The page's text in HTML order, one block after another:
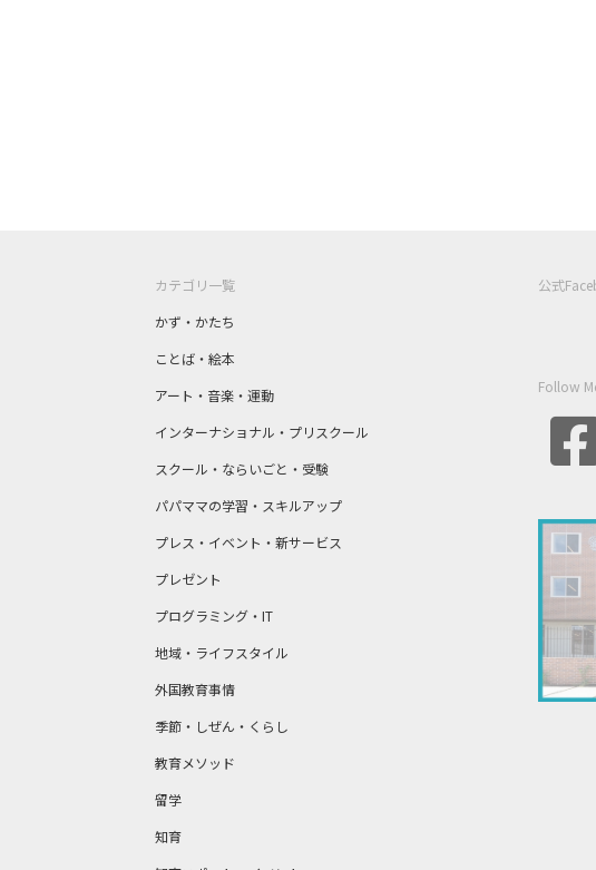
カテゴリ一覧
かず・かたち
ことば・絵本
アート・音楽・運動
インターナショナル・プリスクール
スクール・ならいごと・受験
パパママの学習・スキルアップ
プレス・イベント・新サービス
プレゼント
プログラミング・IT
地域・ライフスタイル
外国教育事情
季節・しぜん・くらし
教育メソッド
留学
知育
公式
Follow